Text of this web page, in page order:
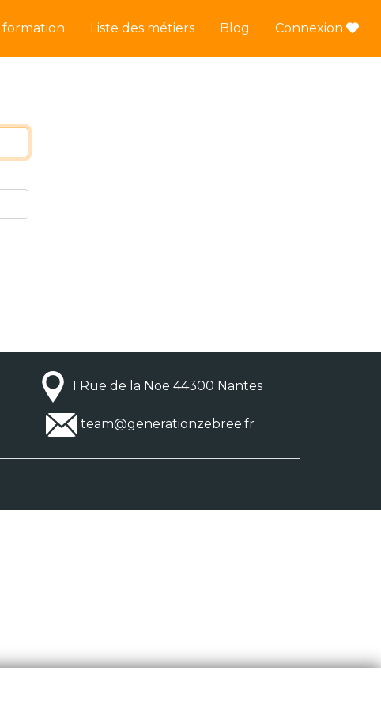
formation Liste des métiers Blog Connexion
1 Rue de la Noë 44300 Nantes
team@generationzebree.fr